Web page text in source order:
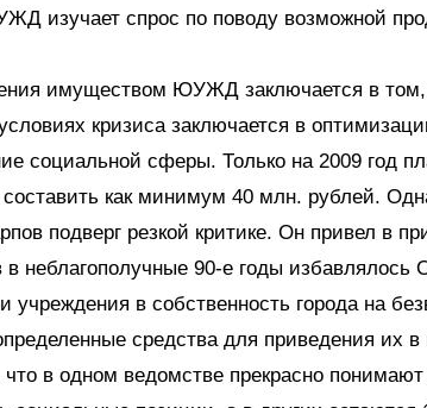
изучает спрос по поводу возможной
имуществом ЮУЖД заключается в том,
кризиса заключается в
социальной сферы. Только на 2009 год
как минимум 40 млн. рублей.
подверг резкой критике. Он привел в
в неблагополучные 90-е годы
учреждения в собственность города на
средства для приведения их в
что в одном ведомстве прекрасно